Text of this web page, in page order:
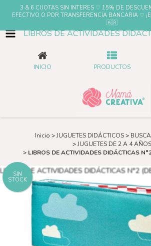
3 & 6 CUOTAS SIN INTERES ♡ 15% DE
EFECTIVO O POR TRANSFERENCIA BANCARIA ♡
🇦🇷
INICIO PRODUCTOS
Inicio >JUGUETES DIDÁCTICOS>
>JUGUETES DE 2 A 4 AÑOS
> LIBROS DE ACTIVIDADES DIDÁCTICAS
SIN
STOCK